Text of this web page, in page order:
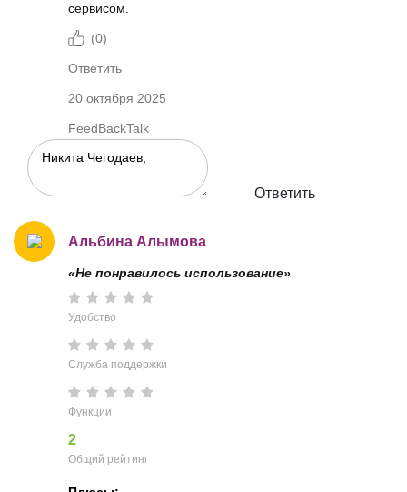
сервисом.
(0)
Ответить
20 октября 2025
FeedBackTalk
Ответить
Альбина Алымова
«Не понравилось использование»
Удобство
Служба поддержки
Функции
2
Общий рейтинг